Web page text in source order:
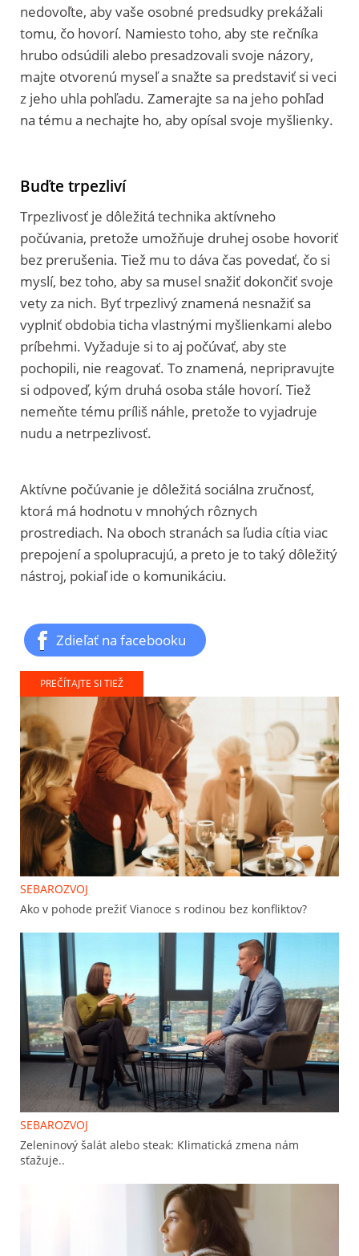
nedovoľte, aby vaše osobné predsudky prekážali
tomu, čo hovorí. Namiesto toho, aby ste rečníka
hrubo odsúdili alebo presadzovali svoje názory,
majte otvorenú myseľ a snažte sa predstaviť si veci
z jeho uhla pohľadu. Zamerajte sa na jeho pohľad
na tému a nechajte ho, aby opísal svoje myšlienky.
Buďte trpezliví
Trpezlivosť je dôležitá technika aktívneho
počúvania, pretože umožňuje druhej osobe hovoriť
bez prerušenia. Tiež mu to dáva čas povedať, čo si
myslí, bez toho, aby sa musel snažiť dokončiť svoje
vety za nich. Byť trpezlivý znamená nesnažiť sa
vyplniť obdobia ticha vlastnými myšlienkami alebo
príbehmi. Vyžaduje si to aj počúvať, aby ste
pochopili, nie reagovať. To znamená, nepripravujte
si odpoveď, kým druhá osoba stále hovorí. Tiež
nemeňte tému príliš náhle, pretože to vyjadruje
nudu a netrpezlivosť.
Aktívne počúvanie je dôležitá sociálna zručnosť,
ktorá má hodnotu v mnohých rôznych
prostrediach. Na oboch stranách sa ľudia cítia viac
prepojení a spolupracujú, a preto je to taký dôležitý
nástroj, pokiaľ ide o komunikáciu.
Zdieľať na facebooku
PREČÍTAJTE SI TIEŽ
SEBAROZVOJ
Ako v pohode prežiť Vianoce s rodinou bez konfliktov?
SEBAROZVOJ
Zeleninový šalát alebo steak: Klimatická zmena nám
sťažuje..